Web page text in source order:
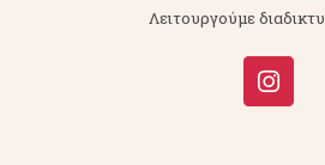
Λειτουργούμε